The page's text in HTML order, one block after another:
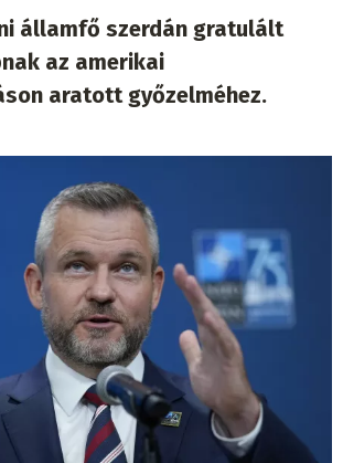
államfő szerdán gratulált
az amerikai
aratott győzelméhez.